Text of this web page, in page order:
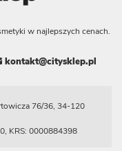
w najlepszych cenach.
kontakt@citysklep.pl
76/36, 34-120
KRS: 0000884398